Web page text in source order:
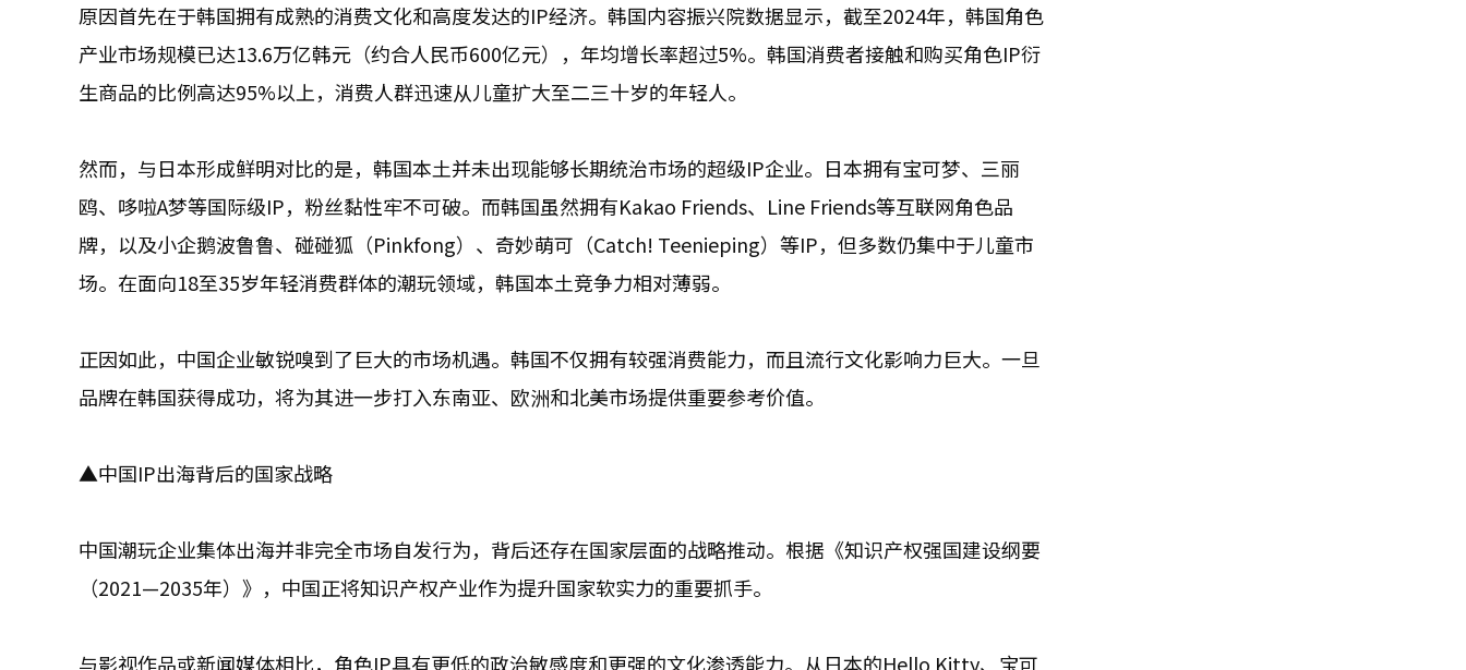
原因首先在于韩国拥有成熟的消费文化和高度发达的IP经济。韩国内容振兴院数据显示，截至2024年，韩国角色
产业市场规模已达13.6万亿韩元（约合人民币600亿元），年均增长率超过5%。韩国消费者接触和购买角色IP衍
生商品的比例高达95%以上，消费人群迅速从儿童扩大至二三十岁的年轻人。
然而，与日本形成鲜明对比的是，韩国本土并未出现能够长期统治市场的超级IP企业。日本拥有宝可梦、三丽
鸥、哆啦A梦等国际级IP，粉丝黏性牢不可破。而韩国虽然拥有Kakao Friends、Line Friends等互联网角色品
牌，以及小企鹅波鲁鲁、碰碰狐（Pinkfong）、奇妙萌可（Catch! Teenieping）等IP，但多数仍集中于儿童市
场。在面向18至35岁年轻消费群体的潮玩领域，韩国本土竞争力相对薄弱。
正因如此，中国企业敏锐嗅到了巨大的市场机遇。韩国不仅拥有较强消费能力，而且流行文化影响力巨大。一旦
品牌在韩国获得成功，将为其进一步打入东南亚、欧洲和北美市场提供重要参考价值。
▲中国IP出海背后的国家战略
中国潮玩企业集体出海并非完全市场自发行为，背后还存在国家层面的战略推动。根据《知识产权强国建设纲要
（2021—2035年）》，中国正将知识产权产业作为提升国家软实力的重要抓手。
与影视作品或新闻媒体相比，角色IP具有更低的政治敏感度和更强的文化渗透能力。从日本的Hello Kitty、宝可